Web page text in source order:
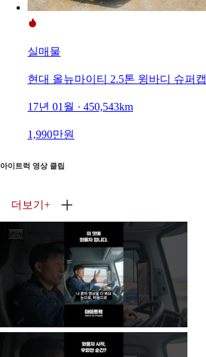
실매물
현대 올뉴마이티 2.5톤 윙바디 슈퍼캡
17년 01월 · 450,543km
1,990만원
아이트럭 영상 클립
더보기 +